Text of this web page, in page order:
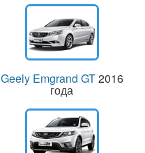
Geely Emgrand GT2016
года